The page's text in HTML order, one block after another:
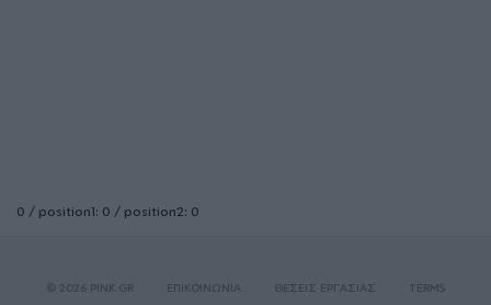
0 / position1: 0 / position2: 0
© 2026 PINK.GR ΕΠΙΚΟΙΝΩΝΙΑ ΘΕΣΕΙΣ ΕΡΓΑΣΙΑΣ TERMS